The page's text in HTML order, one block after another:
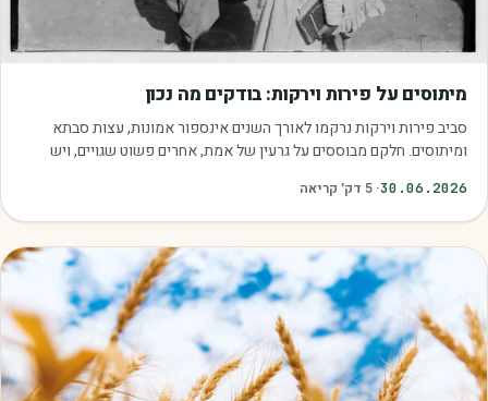
מיתוסים על פירות וירקות: בודקים מה נכון
סביב פירות וירקות נרקמו לאורך השנים אינספור אמונות, עצות סבתא
ומיתוסים. חלקם מבוססים על גרעין של אמת, אחרים פשוט שגויים, ויש
30.06.2026
·
5 דק׳ קריאה